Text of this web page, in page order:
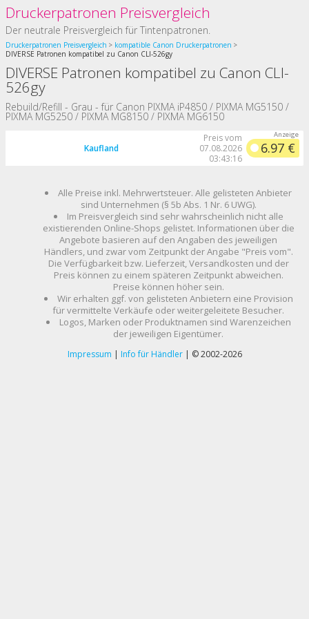
Druckerpatronen Preisvergleich
Der neutrale Preisvergleich für Tintenpatronen.
Druckerpatronen Preisvergleich
kompatible Canon Druckerpatronen
DIVERSE Patronen kompatibel zu Canon CLI-526gy
DIVERSE Patronen kompatibel zu Canon CLI-
526gy
Rebuild/Refill - Grau - für Canon PIXMA iP4850 / PIXMA MG5150 /
PIXMA MG5250 / PIXMA MG8150 / PIXMA MG6150
Kaufland
Preis vom
07.08.2026
03:43:16
6.97 €
Alle Preise inkl. Mehrwertsteuer. Alle gelisteten Anbieter
sind Unternehmen (§ 5b Abs. 1 Nr. 6 UWG).
Im Preisvergleich sind sehr wahrscheinlich nicht alle
existierenden Online-Shops gelistet. Informationen über die
Angebote basieren auf den Angaben des jeweiligen
Händlers, und zwar vom Zeitpunkt der Angabe "Preis vom".
Die Verfügbarkeit bzw. Lieferzeit, Versandkosten und der
Preis können zu einem späteren Zeitpunkt abweichen.
Preise können höher sein.
Wir erhalten ggf. von gelisteten Anbietern eine Provision
für vermittelte Verkäufe oder weitergeleitete Besucher.
Logos, Marken oder Produktnamen sind Warenzeichen
der jeweiligen Eigentümer.
Impressum | Info für Händler| © 2002-2026